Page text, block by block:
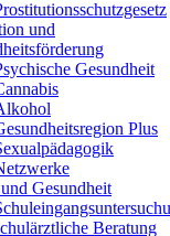
und
Gesundheit
Plus
Gesundheit
Beratung